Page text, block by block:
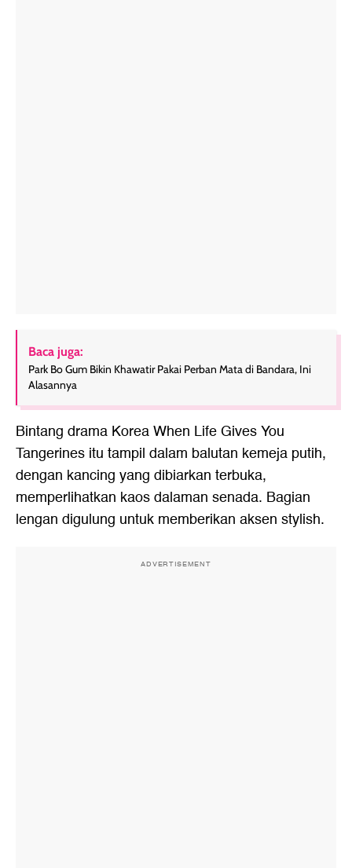
Baca juga:
Park Bo Gum Bikin Khawatir Pakai Perban Mata di Bandara, Ini
Alasannya
Bintang drama Korea When Life Gives You
Tangerines itu tampil dalam balutan kemeja putih,
dengan kancing yang dibiarkan terbuka,
memperlihatkan kaos dalaman senada. Bagian
lengan digulung untuk memberikan aksen stylish.
ADVERTISEMENT